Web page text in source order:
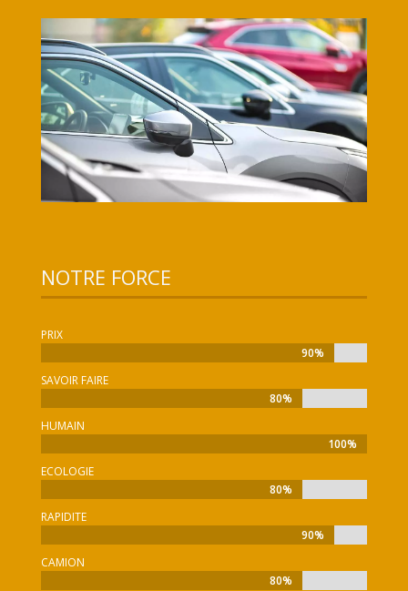
NOTRE FORCE
PRIX
90%
90%
SAVOIR FAIRE
80%
80%
HUMAIN
100%
100%
ECOLOGIE
80%
80%
RAPIDITE
90%
90%
CAMION
80%
80%